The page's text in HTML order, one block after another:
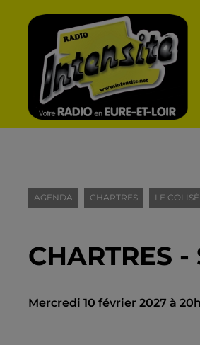
AGENDA CHARTRES LE
CHARTRES -
Mercredi 10 février 2027 à